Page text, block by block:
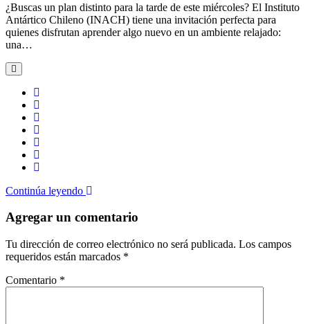
¿Buscas un plan distinto para la tarde de este miércoles? El Instituto
Antártico Chileno (INACH) tiene una invitación perfecta para
quienes disfrutan aprender algo nuevo en un ambiente relajado:
una…
Continúa leyendo
Agregar un comentario
Tu dirección de correo electrónico no será publicada. Los campos
requeridos están marcados *
Comentario *